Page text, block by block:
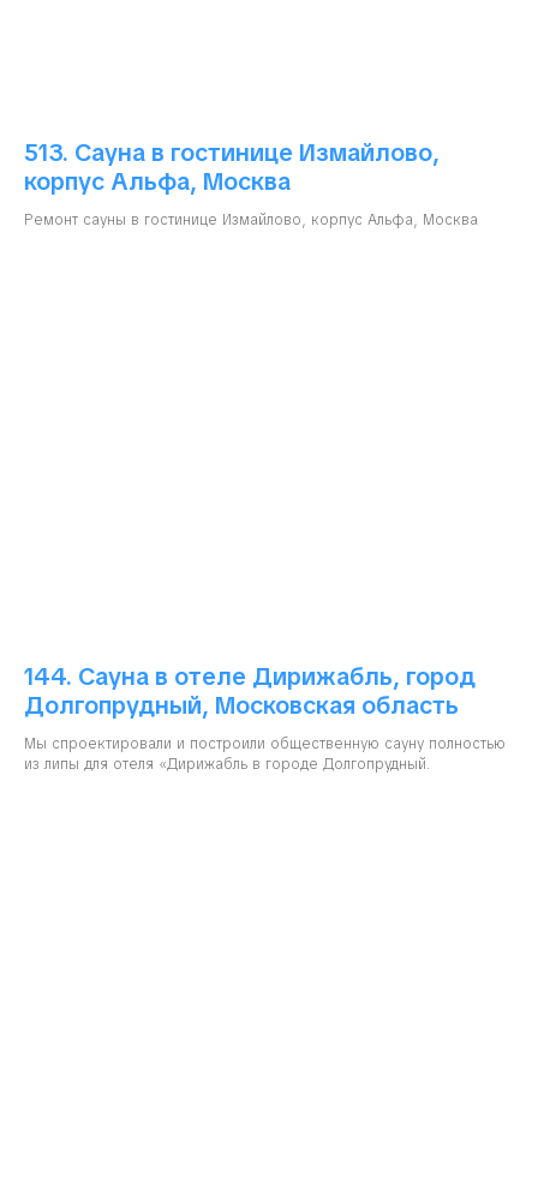
513. Сауна в гостинице Измайлово,
корпус Альфа, Москва
Ремонт сауны в гостинице Измайлово, корпус Альфа, Москва
144. Сауна в отеле Дирижабль, город
Долгопрудный, Московская область
Мы спроектировали и построили общественную сауну полностью
из липы для отеля «Дирижабль в городе Долгопрудный.